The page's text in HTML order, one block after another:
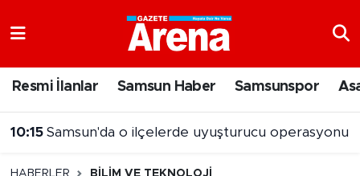
Resmi İlanlar Samsun Haber Samsunspor
09:42 Samsun'da Temmuz ayı kaza bilançosu
HABERLER BILIM VE TEKNOLOJI
Samsun Namaz Vakitleri